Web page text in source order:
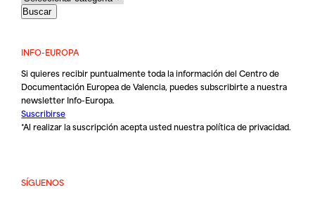
INFO-EUROPA
Si quieres recibir puntualmente toda la información del Centro de
Documentación Europea de Valencia, puedes subscribirte a nuestra
newsletter Info-Europa.
Suscribirse
*Al realizar la suscripción acepta usted nuestrapolítica de privacidad.
SÍGUENOS